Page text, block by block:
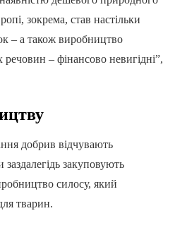
зокрема, став настільки
– а також виробництво
– фінансово невигідні”,
добрив відчувають
закуповують
силосу, який
тварин.